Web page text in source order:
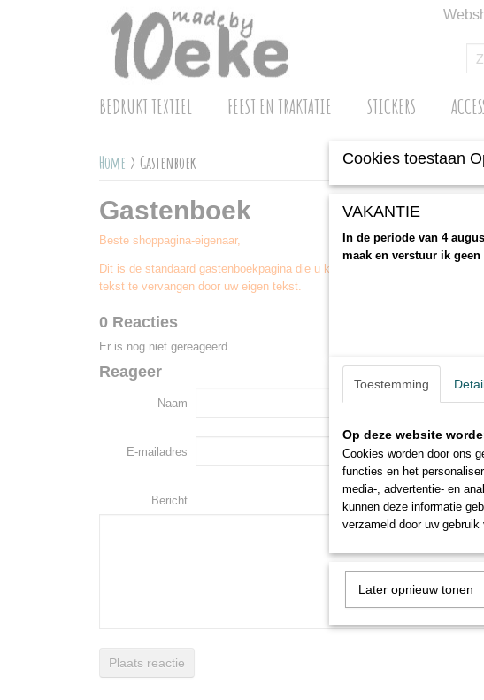
BEDRUKT TEXTIEL FEEST EN TRAKTATIE STICKERS
Home > Gastenboek
Gastenboek
Beste shoppagina-eigenaar,
Dit is de standaard gastenboekpagina die u kunt gebruiken in uw eigen
tekst te vervangen door uw eigen tekst.
0 Reacties
Er is nog niet gereageerd
Reageer
Naam
E-mailadres
Bericht
Plaats reactie
Cookies toestaan
VAKANTIE
In de periode van 4
maak en verstuur ik
Toestemming
Op deze website
Cookies worden door ons
functies en het
media-, advertentie- en
kunnen deze informatie
verzameld door uw
Later opnieuw tonen